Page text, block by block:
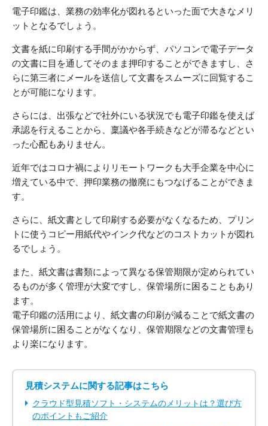
電子印鑑は、業務の効率化が図れるといった面で大きなメリ
ットとなるでしょう。
文書を紙に印刷する手間がかからず、パソコンで電子データ
の文書に目を通してそのまま押印することができますし、さ
らに第三者にメールを送信して文書をスムーズに回覧するこ
とが可能になります。
さらには、出張などで社外にいる状況でも電子印鑑を使えば
承認を行えることから、稟議や各手続きなどが滞るなどとい
った心配もありません。
近年ではコロナ禍によりリモートワークも大手企業を中心に
増えている中で、押印業務の撤廃にもつなげることができま
す。
さらに、紙文書として印刷する必要がなくなるため、プリン
トに使うコピー用紙代やインク代などのコストカットが図れ
るでしょう。
また、紙文書は書類によって異なる保管期限が定められてい
るものが多く管理が大変ですし、保管場所に困ることもあり
ます。
電子印鑑の活用により、紙文書の印刷が減ることで紙文書の
保管場所に困ることがなくなり、保管期限などの文書管理も
より楽になります。
見積システムに関する記事はこちら
クラウド型見積ソフト・システムのメリットは？選び方
のポイントもご紹介